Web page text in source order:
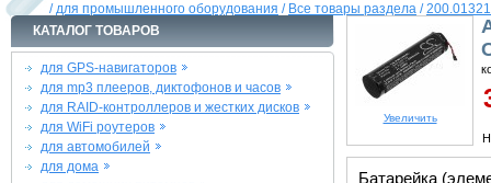
/для промышленного оборудования / Все товары раздела /200.01321
КАТАЛОГ ТОВАРОВ
для GPS-навигаторов
для mp3 плееров, диктофонов и часов
для RAID-контроллеров и жестких дисков
для WiFi роутеров
для автомобилей
для дома
Увеличить
Батарейка